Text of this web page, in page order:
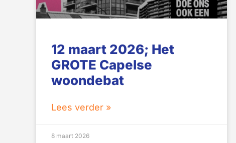
12 maart 2026; Het
GROTE Capelse
woondebat
Lees verder »
8 maart 2026